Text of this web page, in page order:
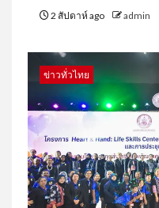
2 สัปดาห์ ago admin
ข่าวทั่วไทย